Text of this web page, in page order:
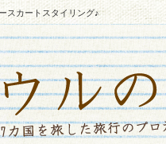
スカートスタイリング♪